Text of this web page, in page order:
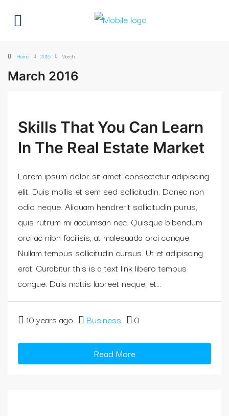
Home 2016 March
March 2016
Skills That You Can Learn
In The Real Estate Market
Lorem ipsum dolor sit amet, consectetur adipiscing
elit. Duis mollis et sem sed sollicitudin. Donec non
odio neque. Aliquam hendrerit sollicitudin purus,
quis rutrum mi accumsan nec. Quisque bibendum
orci ac nibh facilisis, at malesuada orci congue.
Nullam tempus sollicitudin cursus. Ut et adipiscing
erat. Curabitur this is a text link libero tempus
congue. Duis mattis laoreet neque, et...
10 years ago Business 0
Read More